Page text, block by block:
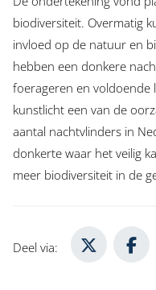
biodiversiteit. Overmatig
invloed op de natuur en
hebben een donkere
foerageren en voldoende
kunstlicht een van de
aantal nachtvlinders in
donkerte waar het veilig
meer biodiversiteit in de
Deel via:
Deel via